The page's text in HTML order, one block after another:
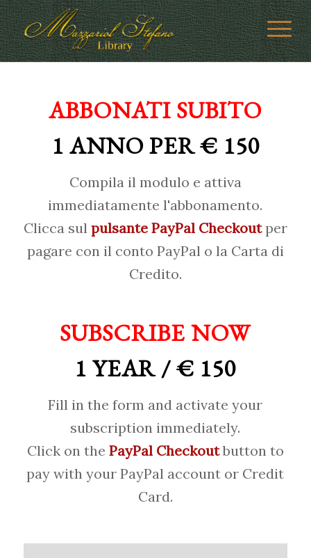
ABBONATI SUBITO
1 ANNO PER € 150
Compila il modulo e attiva
immediatamente l'abbonamento.
Clicca sul pulsante PayPal Checkoutper
pagare con il conto PayPal o la Carta di
Credito.
SUBSCRIBE NOW
1 YEAR / € 150
Fill in the form and activate your
subscription immediately.
Click on the PayPal Checkoutbutton to
pay with your PayPal account or Credit
Card.